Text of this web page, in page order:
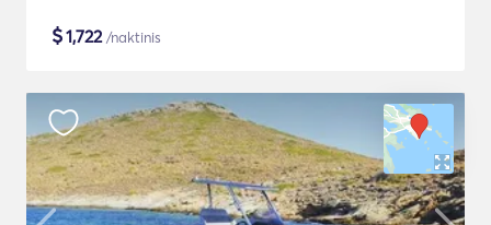
$1,722/naktinis